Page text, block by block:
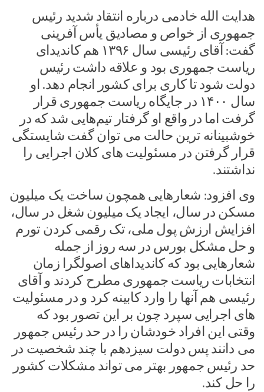
هدایت الله خادمی درباره انتقاد شدید رئیس
جمهوری از خواص و مصادیق یأس آفرینی
گفت: آقای رئیسی سال ۱۳۹۶ هم کاندیدای
ریاست جمهوری بود و علاقه داشت رئیس
دولت شود تا کاری برای کشور انجام دهد. او
سال ۱۴۰۰ در جایگاه ریاست جمهوری قرار
گرفت اما در واقع او گرفتار تیم‌هایی شد که در
خوشبینانه ترین حالت می توان گفت شایستگی
قرار گرفتن در مسئولیت های کلان اجرایی را
نداشتند.
وی افزود: شعارهایی همچون ساخت یک میلیون
مسکن در سال، ایجاد یک میلیون شغل در سال،
افزایش ارزش پول ملی، تک رقمی کردن تورم
و حل مشکل بورس در سه روز از جمله
شعارهایی بود که کاندیداهای اصولگرا زمان
انتخابات ریاست جمهوری مطرح کردند و آقای
رئیسی هم آنها را وارد کابینه کرد و در مسئولیت
های اجرایی سپرد چون بر این تصور بود که
وقتی این افراد خودشان را در حد رئیس جمهور
می دانند پس دولت سیزدهم با چند شخصیت در
حد رئیس جمهور بهتر می تواند مشکلات کشور
را حل کند.